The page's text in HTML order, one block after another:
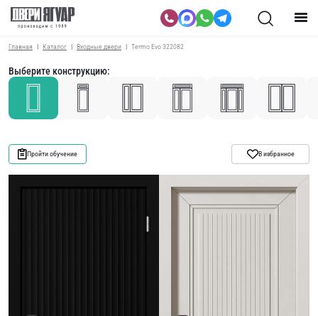
Главная Каталог Входные двери Termo Evo 322082
Выберите конструкцию:
Пройти обучение В избранное